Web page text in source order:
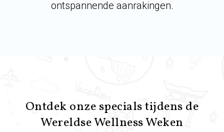
ontspannende aanrakingen.
Ontdek onze specials tijdens de
Wereldse Wellness Weken